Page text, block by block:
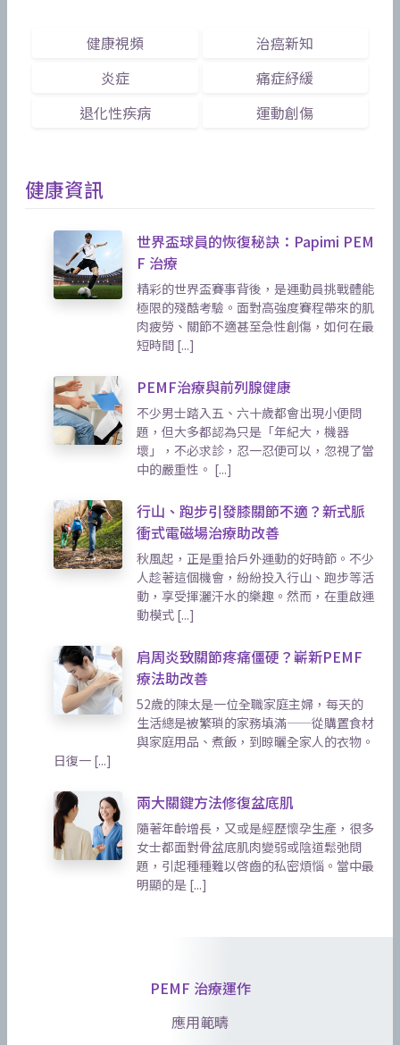
健康視頻
治癌新知
炎症
痛症紓緩
退化性疾病
運動創傷
健康資訊
世界盃球員的恢復秘訣：Papimi PEM
F 治療
精彩的世界盃賽事背後，是運動員挑戰體能
極限的殘酷考驗。面對高強度賽程帶來的肌
肉疲勞、關節不適甚至急性創傷，如何在最
短時間 [...]
PEMF治療與前列腺健康
不少男士踏入五、六十歲都會出現小便問
題，但大多都認為只是「年紀大，機器
壞」，不必求診，忍一忍便可以，忽視了當
中的嚴重性。 [...]
行山、跑步引發膝關節不適？新式脈
衝式電磁場治療助改善
秋風起，正是重拾戶外運動的好時節。不少
人趁著這個機會，紛紛投入行山、跑步等活
動，享受揮灑汗水的樂趣。然而，在重啟運
動模式 [...]
肩周炎致關節疼痛僵硬？嶄新PEMF
療法助改善
52歲的陳太是一位全職家庭主婦，每天的
生活總是被繁瑣的家務填滿——從購置食材
與家庭用品、煮飯，到晾曬全家人的衣物。
日復一 [...]
兩大關鍵方法修復盆底肌
隨著年齡增長，又或是經歷懷孕生產，很多
女士都面對骨盆底肌肉變弱或陰道鬆弛問
題，引起種種難以啓齒的私密煩惱。當中最
明顯的是 [...]
PEMF 治療運作
應用範疇